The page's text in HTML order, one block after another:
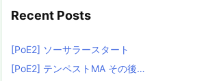
Recent Posts
[PoE2] ソーサラースタート
[PoE2] テンペストMA その後…